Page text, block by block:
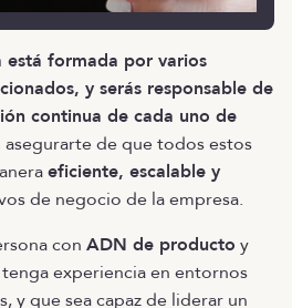
está formada por varios
y serás responsable de
continua de cada uno de
asegurarte de que todos estos
eficiente, escalable y
de negocio de la empresa.
con ADN de producto y
experiencia en entornos
y que sea capaz de liderar un